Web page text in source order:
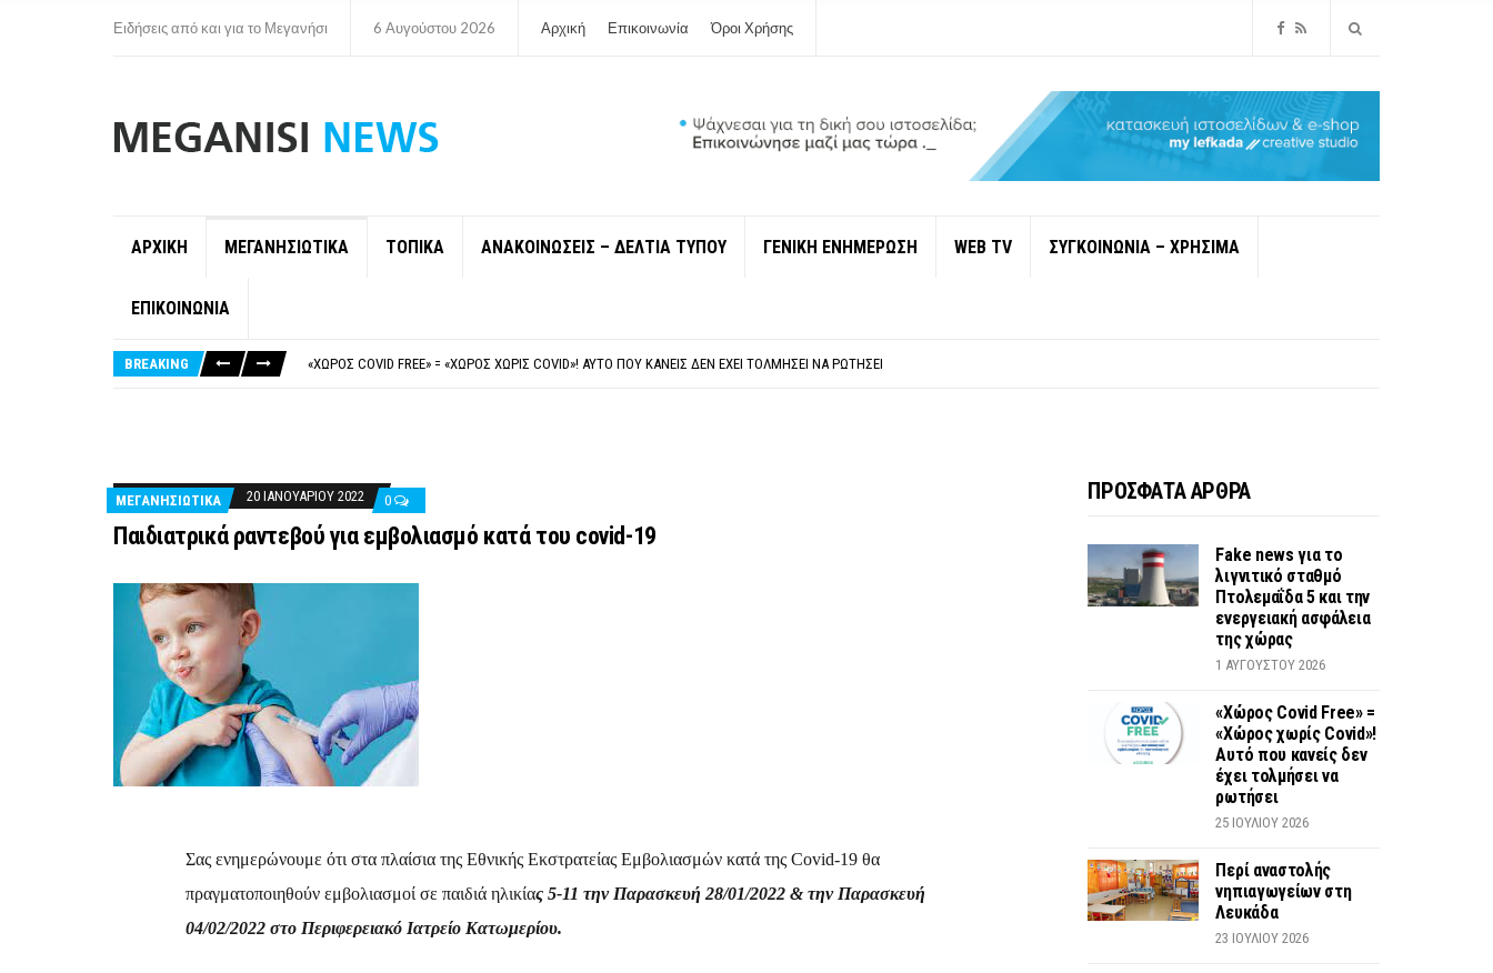
Ειδήσεις από και για το Μεγανήσι 6 Αυγούστου 2026 Αρχική Επικοινωνία Όροι Χρήσης
ΑΡΧΙΚΗ ΜΕΓΑΝΗΣΙΩΤΙΚΑ ΤΟΠΙΚΑ ΑΝΑΚΟΙΝΩΣΕΙΣ – ΔΕΛΤΙΑ ΤΥΠΟΥ ΓΕΝΙΚΗ ΕΝΗΜΕΡΩΣΗ WEB TV ΣΥΓΚΟΙΝΩΝΙΑ – ΧΡΗΣΙΜΑ
ΕΠΙΚΟΙΝΩΝΙΑ
BREAKING
«ΧΏΡΟΣ COVID FREE» = «ΧΏΡΟΣ ΧΩΡΊΣ COVID»! ΑΥΤΌ ΠΟΥ ΚΑΝΕΊΣ ΔΕΝ ΈΧΕΙ ΤΟΛΜΉΣΕΙ ΝΑ ΡΩΤΉΣΕΙ
ΜΕΓΑΝΗΣΙΩΤΙΚΑ 20 ΙΑΝΟΥΑΡΊΟΥ 2022 0
Παιδιατρικά ραντεβού για εμβολιασμό κατά του covid-19
Σας ενημερώνουμε ότι στα πλαίσια της Εθνικής Εκστρατείας Εμβολιασμών κατά της Covid-19 θα
πραγματοποιηθούν εμβολιασμοί σε παιδιά ηλικίας 5-11 την Παρασκευή 28/01/2022 & την Παρασκευή
04/02/2022 στο Περιφερειακό Ιατρείο Κατωμερίου.
ΠΡΟΣΦΑΤΑ ΑΡΘΡΑ
Fake news για το
λιγνιτικό σταθμό
Πτολεμαΐδα 5 και την
ενεργειακή ασφάλεια
της χώρας
1 ΑΥΓΟΎΣΤΟΥ 2026
«Χώρος Covid Free» =
«Χώρος χωρίς Covid»!
Αυτό που κανείς δεν
έχει τολμήσει να
ρωτήσει
25 ΙΟΥΛΊΟΥ 2026
Περί αναστολής
νηπιαγωγείων στη
Λευκάδα
23 ΙΟΥΛΊΟΥ 2026